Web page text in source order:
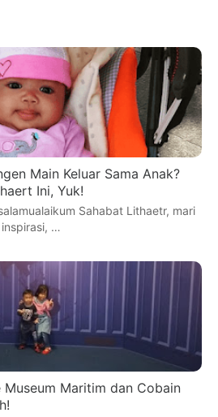
Main Keluar Sama Anak?
Ini, Yuk!
Sahabat Lithaetr, mari
…
Museum Maritim dan Cobain